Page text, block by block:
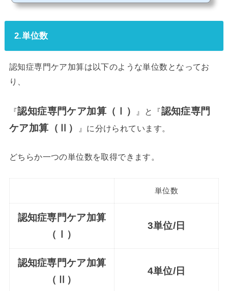
2.単位数
認知症専門ケア加算は以下のような単位数となってお
り、
『認知症専門ケア加算（Ⅰ） 』と『認知症専門
ケア加算（Ⅱ）
』に分けられています。
どちらか一つの単位数を取得できます。
単位数
認知症専門ケア加算
（Ⅰ）
3単位/日
認知症専門ケア加算
（Ⅱ）
4単位/日